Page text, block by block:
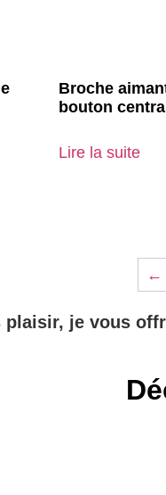
Broche
bouton
Lire la suite
←
plaisir, je vous